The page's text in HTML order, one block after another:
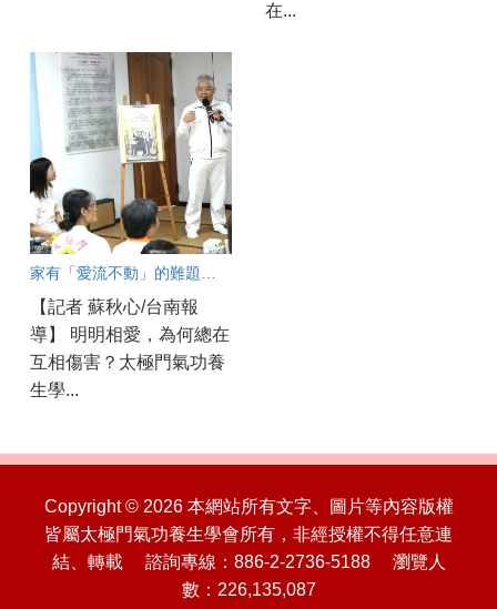
在...
【記者 蘇秋心/台南報
導】 明明相愛，為何總在
互相傷害？太極門氣功養
生學...
Copyright © 2026 本網站所有文字、圖片等內容版權
皆屬太極門氣功養生學會所有，非經授權不得任意連
結、轉載 諮詢專線：886-2-2736-5188 瀏覽人
數：226,135,087